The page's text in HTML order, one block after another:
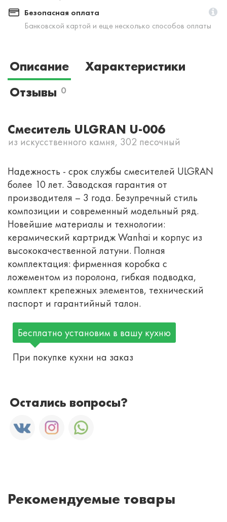
Безопасная оплата
Банковской картой и еще несколько способов оплаты
Описание
Характеристики
Отзывы 0
Смеситель ULGRAN U-006
из искусственного камня, 302 песочный
Надежность - срок службы смесителей ULGRAN
более 10 лет. Заводская гарантия от
производителя – 3 года. Безупречный стиль
композиции и современный модельный ряд.
Новейшие материалы и технологии:
керамический картридж Wanhai и корпус из
высококачественной латуни. Полная
комплектация: фирменная коробка с
ложементом из поролона, гибкая подводка,
комплект крепежных элементов, технический
паспорт и гарантийный талон.
Бесплатно установим в вашу кухню
При покупке кухни на заказ
Остались вопросы?
Рекомендуемые товары